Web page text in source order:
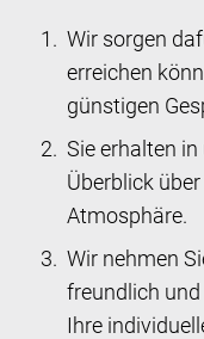
Wir sorgen
erreichen
günstigen
Sie erhalten
Überblick
Atmosphäre.
Wir nehmen
freundlich
Ihre